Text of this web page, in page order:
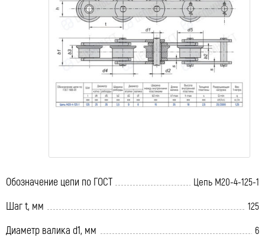
Обозначение цепи по ГОСТ Цепь М20-4-125-1
Шаг t, мм 125
Диаметр валика d1, мм 6